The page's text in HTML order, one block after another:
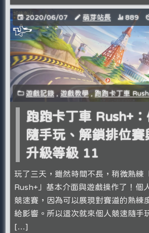
2020/06/07 萌芽站長 889
遊戲記錄 ,遊戲教學 , 跑跑卡丁車
跑跑卡丁車 Rush+
隨手玩、解鎖排位賽
升級等級 11
玩了三天，雖然時間不長，稍微熟練
Rush+」基本介面與遊戲操作了！個
競速賽，因為可以展現對賽道的熟練
給影響。所以這次就來個人競速隨手
[…]